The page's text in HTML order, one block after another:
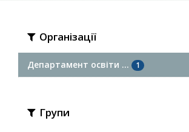
Організації
Департамент освіти ... 1
Групи